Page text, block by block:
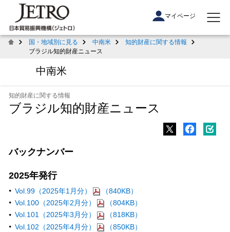
マイページ
国・地域別に見る 中南米
知的財産に関する情報
ブラジル知的財産ニュース
中南米
知的財産に関する情報
ブラジル知的財産ニュース
バックナンバー
2025年発行
Vol.99（2025年1月分）
（840KB）
Vol.100（2025年2月分）
（804KB）
Vol.101（2025年3月分）
（818KB）
Vol.102（2025年4月分）
（850KB）